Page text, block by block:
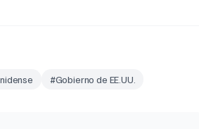
#Gobierno de EE.UU.